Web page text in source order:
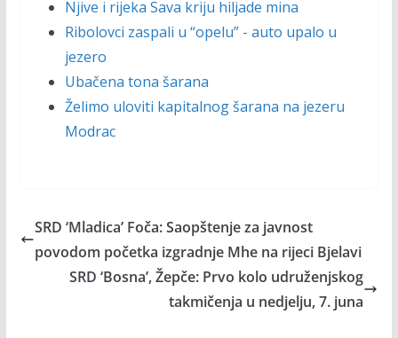
Njive i rijeka Sava kriju hiljade mina
Ribolovci zaspali u “opelu” - auto upalo u
jezero
Ubačena tona šarana
Želimo uloviti kapitalnog šarana na jezeru
Modrac
SRD ‘Mladica’ Foča: Saopštenje za javnost
povodom početka izgradnje Mhe na rijeci Bjelavi
SRD ‘Bosna’, Žepče: Prvo kolo udruženjskog
takmičenja u nedjelju, 7. juna